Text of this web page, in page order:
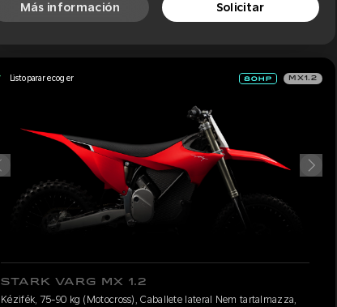
Más información Solicitar
Listo para recoger MX1.2
STARK VARG MX 1.2
Kézifék, 75-90 kg (Motocross), Caballete lateral Nem tartalmazza,